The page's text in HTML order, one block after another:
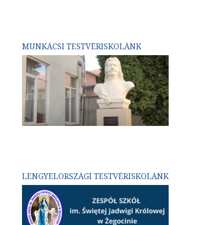
MUNKÁCSI TESTVÉRISKOLÁNK
LENGYELORSZÁGI TESTVÉRISKOLÁNK